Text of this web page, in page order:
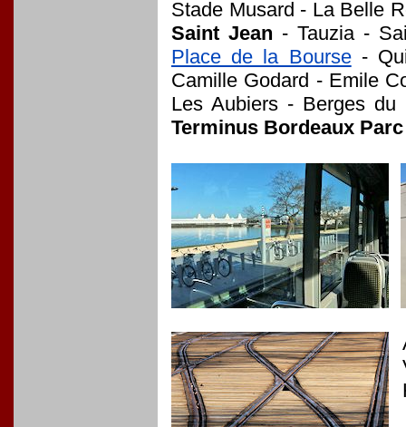
Stade Musard - La Belle
Saint Jean - Tauzia -
Place de la Bourse-
Camille Godard - Emile
Les Aubiers - Berges
Terminus Bordeaux